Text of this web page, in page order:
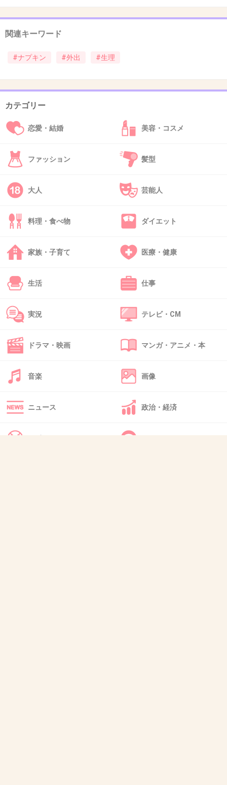
47. 匿名 2026/06/03(水) 18:20:17
なんでこうつまらんとぴばっかり
48. 匿名 2026/06/03(水) 18:20:53
ポケットに次使う分入れておくのいいね！
1件の返信
49. 匿名 2026/06/03(水) 18:21:23
人それぞれとしか言えないなあ
関連キーワード
#ナプキン #外出 #生理
カテゴリー
恋愛・結婚 美容・コスメ
ファッション 髪型
大人 芸能人
料理・食べ物 ダイエット
家族・子育て 医療・健康
生活 仕事
実況 テレビ・CM
ドラマ・映画 マンガ・アニメ・本
音楽 画像
ニュース 政治・経済